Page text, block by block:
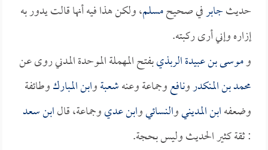
حديثجابرفي صحيحمسلم، ولكن هذا فيه أنها قالت يدور به
إزاره وإني أرى ركبته.
وموسى بن عبيدة الربذيبفتح المهملة الموحدة المدني روى عن
محمد بن المنكدرونافعوجماعة وعنهشعبةوابن المباركوطائفة
وضعفهابن المدينيوالنسائيوابن عديوجماعة، قالابن سعد
: ثقة كثير الحديث وليس بحجة.